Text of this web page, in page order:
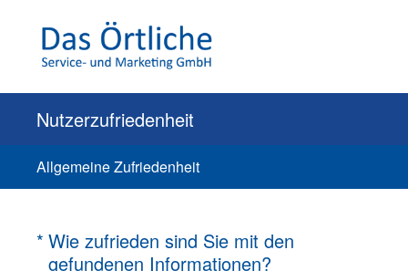
Nutzerzufriedenheit
Allgemeine Zufriedenheit
* Wie zufrieden sind Sie mit den
gefundenen Informationen?
(Erforderlich.)